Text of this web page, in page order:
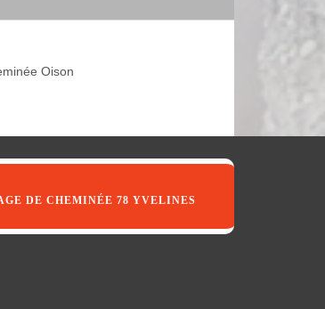
Oison
DE CHEMINÉE 78 YVELINES